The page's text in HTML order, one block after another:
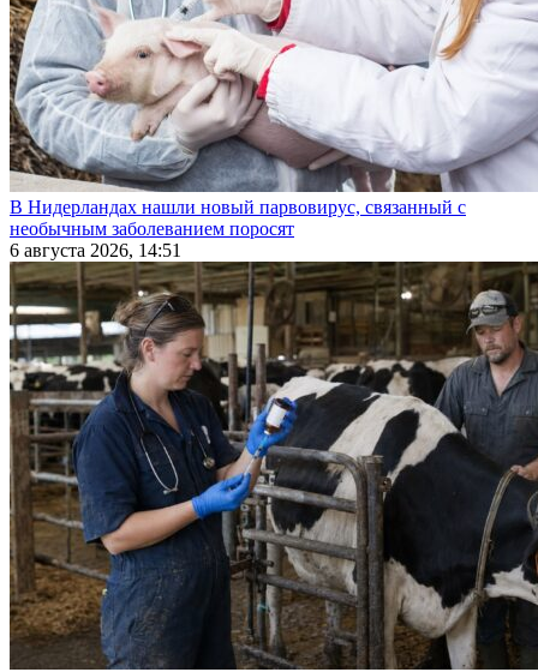
В Нидерландах нашли новый парвовирус, связанный с
необычным заболеванием поросят
6 августа 2026, 14:51